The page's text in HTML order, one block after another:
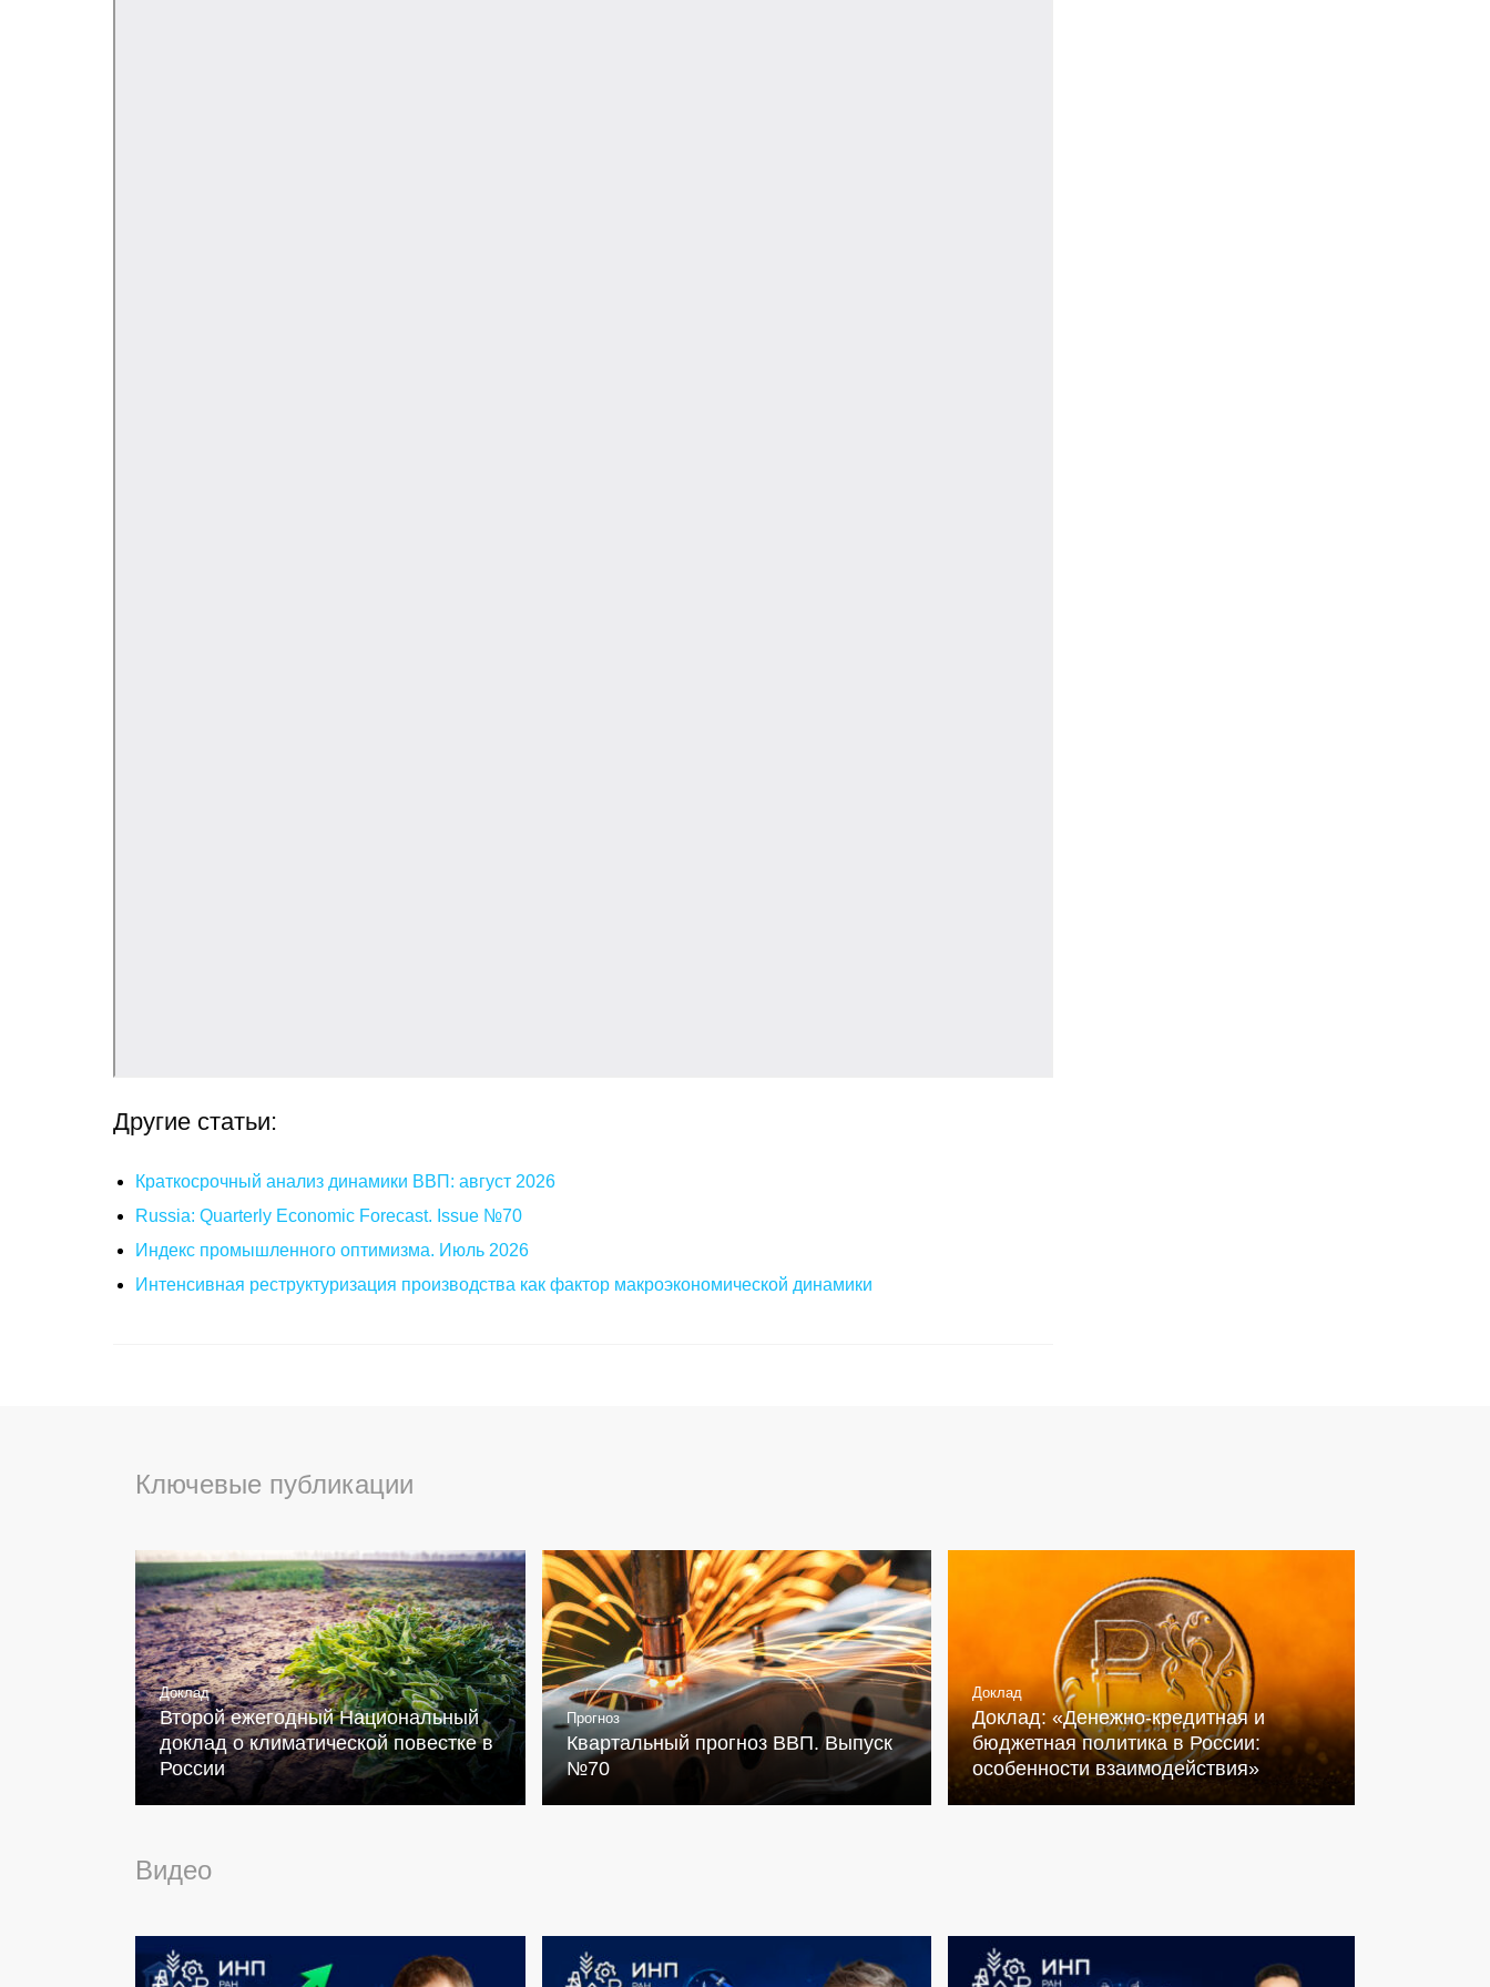
Другие статьи:
Краткосрочный анализ динамики ВВП: август 2026
Russia: Quarterly Economic Forecast. Issue №70
Индекс промышленного оптимизма. Июль 2026
Интенсивная реструктуризация производства как фактор макроэкономической динамики
Ключевые публикации
Доклад
Второй ежегодный Национальный
доклад о климатической повестке в
России
Прогноз
Квартальный прогноз ВВП. Выпуск
№70
Доклад
Доклад: «Денежно-кредитная и
бюджетная политика в России:
особенности взаимодействия»
Видео